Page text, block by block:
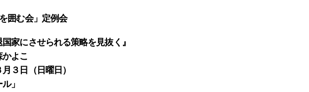
囲む会」定例会
国家にさせられる策略を見抜く』
よこ
３日（日曜日）
」